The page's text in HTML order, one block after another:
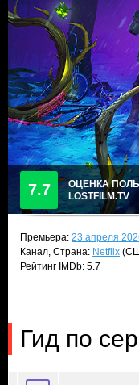
7.7
ОЦЕНКА
LOSTFILM.TV
Премьера: 23 апреля
Канал, Страна: Netflix
Рейтинг IMDb: 5.7
Гид по